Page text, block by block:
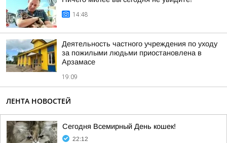
14:48
Деятельность частного учреждения по уходу
за пожилыми людьми приостановлена в
Арзамасе
19:09
ЛЕНТА НОВОСТЕЙ
Сегодня Всемирный День кошек!
22:12